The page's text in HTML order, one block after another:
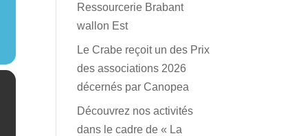
Ressourcerie Brabant
wallon Est
Le Crabe reçoit un des Prix
des associations 2026
décernés par Canopea
Découvrez nos activités
dans le cadre de « La